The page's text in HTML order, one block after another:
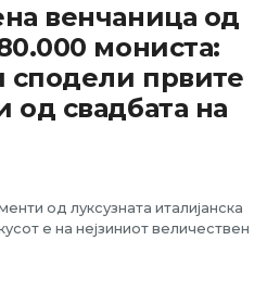
венчаница од
мониста:
сподели првите
од свадбата на
од луксузната италијанска
е на нејзиниот величествен